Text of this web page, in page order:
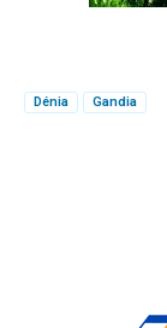
Dénia
Gandia